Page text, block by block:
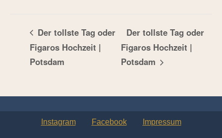
Der tollste Tag oder
Figaros Hochzeit |
Potsdam
Der tollste Tag oder
Figaros Hochzeit |
Potsdam
Instagram Facebook Impressum